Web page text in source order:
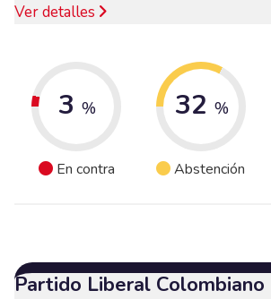
Ver detalles
3 %
En contra
32 %
Abstención
Partido Liberal Colombiano